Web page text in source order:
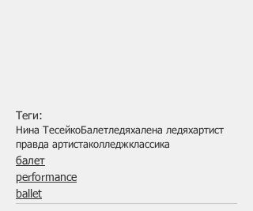
Теги:
Нина ТесейкоБалетледяхалена ледяхартист
правда артистаколледжклассика
балет
performance
ballet